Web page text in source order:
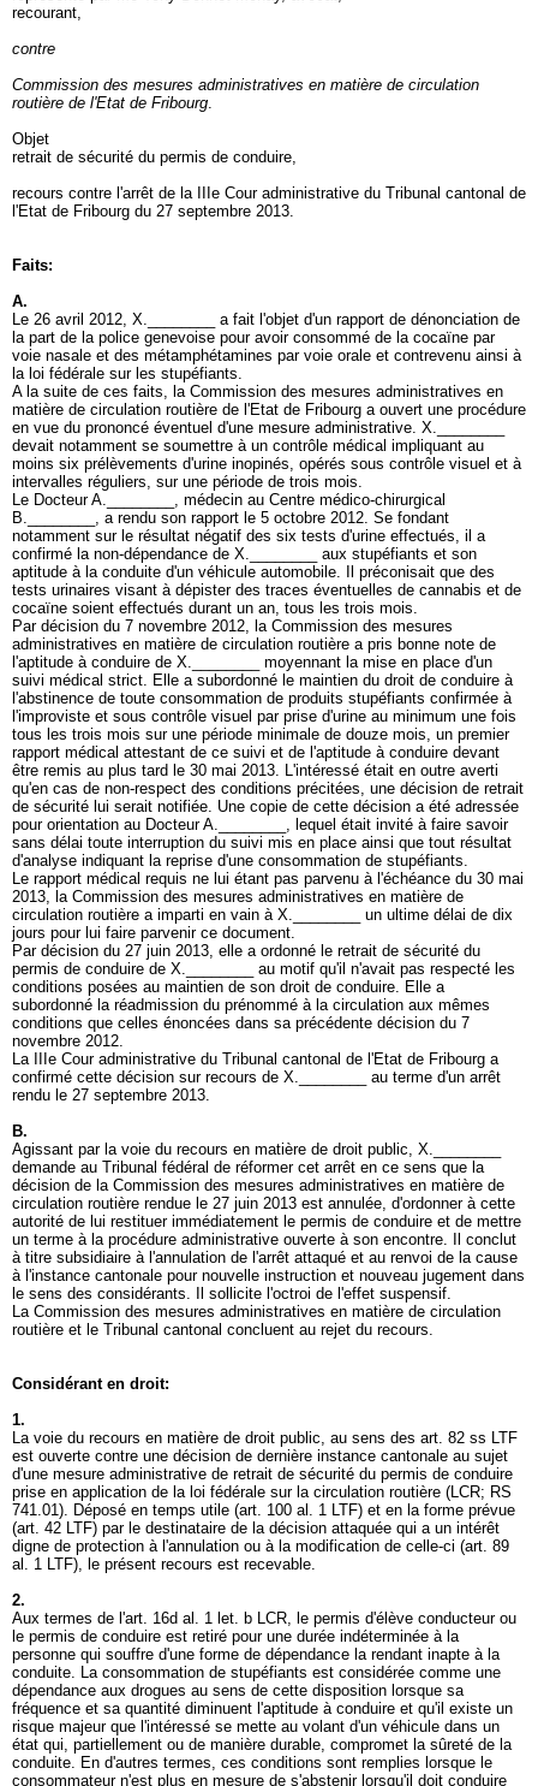
recourant,
contre
Commission des mesures administratives en matière de circulation
routière de l'Etat de Fribourg.
Objet
retrait de sécurité du permis de conduire,
recours contre l'arrêt de la IIIe Cour administrative du Tribunal cantonal de
l'Etat de Fribourg du 27 septembre 2013.
Faits:
A.
Le 26 avril 2012, X.________ a fait l'objet d'un rapport de dénonciation de
la part de la police genevoise pour avoir consommé de la cocaïne par
voie nasale et des métamphétamines par voie orale et contrevenu ainsi à
la loi fédérale sur les stupéfiants.
A la suite de ces faits, la Commission des mesures administratives en
matière de circulation routière de l'Etat de Fribourg a ouvert une procédure
en vue du prononcé éventuel d'une mesure administrative. X.________
devait notamment se soumettre à un contrôle médical impliquant au
moins six prélèvements d'urine inopinés, opérés sous contrôle visuel et à
intervalles réguliers, sur une période de trois mois.
Le Docteur A.________, médecin au Centre médico-chirurgical
B.________, a rendu son rapport le 5 octobre 2012. Se fondant
notamment sur le résultat négatif des six tests d'urine effectués, il a
confirmé la non-dépendance de X.________ aux stupéfiants et son
aptitude à la conduite d'un véhicule automobile. Il préconisait que des
tests urinaires visant à dépister des traces éventuelles de cannabis et de
cocaïne soient effectués durant un an, tous les trois mois.
Par décision du 7 novembre 2012, la Commission des mesures
administratives en matière de circulation routière a pris bonne note de
l'aptitude à conduire de X.________ moyennant la mise en place d'un
suivi médical strict. Elle a subordonné le maintien du droit de conduire à
l'abstinence de toute consommation de produits stupéfiants confirmée à
l'improviste et sous contrôle visuel par prise d'urine au minimum une fois
tous les trois mois sur une période minimale de douze mois, un premier
rapport médical attestant de ce suivi et de l'aptitude à conduire devant
être remis au plus tard le 30 mai 2013. L'intéressé était en outre averti
qu'en cas de non-respect des conditions précitées, une décision de retrait
de sécurité lui serait notifiée. Une copie de cette décision a été adressée
pour orientation au Docteur A.________, lequel était invité à faire savoir
sans délai toute interruption du suivi mis en place ainsi que tout résultat
d'analyse indiquant la reprise d'une consommation de stupéfiants.
Le rapport médical requis ne lui étant pas parvenu à l'échéance du 30 mai
2013, la Commission des mesures administratives en matière de
circulation routière a imparti en vain à X.________ un ultime délai de dix
jours pour lui faire parvenir ce document.
Par décision du 27 juin 2013, elle a ordonné le retrait de sécurité du
permis de conduire de X.________ au motif qu'il n'avait pas respecté les
conditions posées au maintien de son droit de conduire. Elle a
subordonné la réadmission du prénommé à la circulation aux mêmes
conditions que celles énoncées dans sa précédente décision du 7
novembre 2012.
La IIIe Cour administrative du Tribunal cantonal de l'Etat de Fribourg a
confirmé cette décision sur recours de X.________ au terme d'un arrêt
rendu le 27 septembre 2013.
B.
Agissant par la voie du recours en matière de droit public, X.________
demande au Tribunal fédéral de réformer cet arrêt en ce sens que la
décision de la Commission des mesures administratives en matière de
circulation routière rendue le 27 juin 2013 est annulée, d'ordonner à cette
autorité de lui restituer immédiatement le permis de conduire et de mettre
un terme à la procédure administrative ouverte à son encontre. Il conclut
à titre subsidiaire à l'annulation de l'arrêt attaqué et au renvoi de la cause
à l'instance cantonale pour nouvelle instruction et nouveau jugement dans
le sens des considérants. Il sollicite l'octroi de l'effet suspensif.
La Commission des mesures administratives en matière de circulation
routière et le Tribunal cantonal concluent au rejet du recours.
Considérant en droit:
1.
La voie du recours en matière de droit public, au sens des art. 82 ss LTF
est ouverte contre une décision de dernière instance cantonale au sujet
d'une mesure administrative de retrait de sécurité du permis de conduire
prise en application de la loi fédérale sur la circulation routière (LCR; RS
741.01). Déposé en temps utile (art. 100 al. 1 LTF) et en la forme prévue
(art. 42 LTF) par le destinataire de la décision attaquée qui a un intérêt
digne de protection à l'annulation ou à la modification de celle-ci (art. 89
al. 1 LTF), le présent recours est recevable.
2.
Aux termes de l'art. 16d al. 1 let. b LCR, le permis d'élève conducteur ou
le permis de conduire est retiré pour une durée indéterminée à la
personne qui souffre d'une forme de dépendance la rendant inapte à la
conduite. La consommation de stupéfiants est considérée comme une
dépendance aux drogues au sens de cette disposition lorsque sa
fréquence et sa quantité diminuent l'aptitude à conduire et qu'il existe un
risque majeur que l'intéressé se mette au volant d'un véhicule dans un
état qui, partiellement ou de manière durable, compromet la sûreté de la
conduite. En d'autres termes, ces conditions sont remplies lorsque le
consommateur n'est plus en mesure de s'abstenir lorsqu'il doit conduire